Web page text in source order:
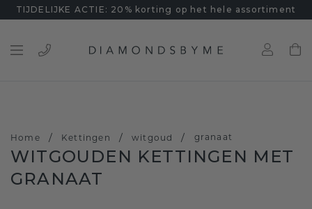
TIJDELIJKE ACTIE: 20% korting op het hele assortiment
Home / Kettingen / witgoud / granaat
WITGOUDEN KETTINGEN MET
GRANAAT